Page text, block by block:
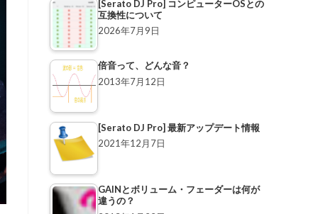
[Serato DJ Pro] コンピューターOSとの
互換性について
2026年7月9日
倍音って、どんな音？
2013年7月12日
[Serato DJ Pro] 最新アップデート情報
2021年12月7日
GAINとボリューム・フェーダーは何が
違うの？